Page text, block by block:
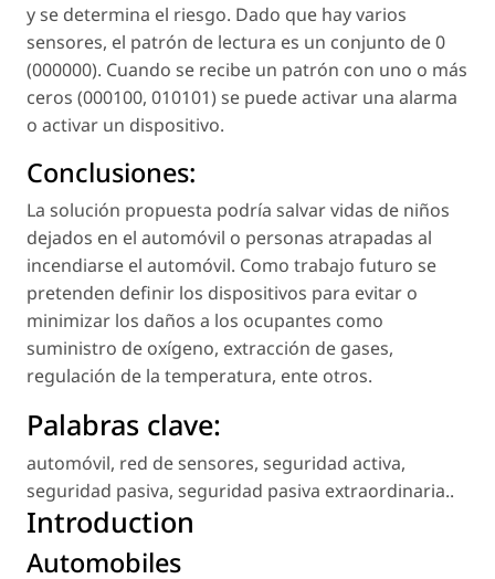
y se determina el riesgo. Dado que hay varios
sensores, el patrón de lectura es un conjunto de 0
(000000). Cuando se recibe un patrón con uno o más
ceros (000100, 010101) se puede activar una alarma
o activar un dispositivo.
Conclusiones:
La solución propuesta podría salvar vidas de niños
dejados en el automóvil o personas atrapadas al
incendiarse el automóvil. Como trabajo futuro se
pretenden definir los dispositivos para evitar o
minimizar los daños a los ocupantes como
suministro de oxígeno, extracción de gases,
regulación de la temperatura, ente otros.
Palabras clave:
automóvil, red de sensores, seguridad activa,
seguridad pasiva, seguridad pasiva extraordinaria..
Introduction
Automobiles